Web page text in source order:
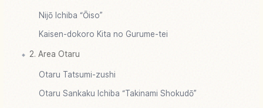
Nijō Ichiba “Ōiso”
Kaisen-dokoro Kita no Gurume-tei
2. Area Otaru
Otaru Tatsumi-zushi
Otaru Sankaku Ichiba “Takinami Shokudō”